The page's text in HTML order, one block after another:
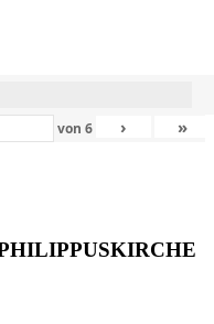
von6 › »